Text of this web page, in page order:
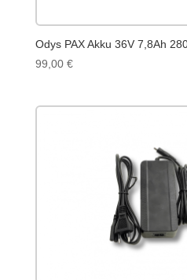
Odys PAX Akku 36V 7,8Ah
99,00 €